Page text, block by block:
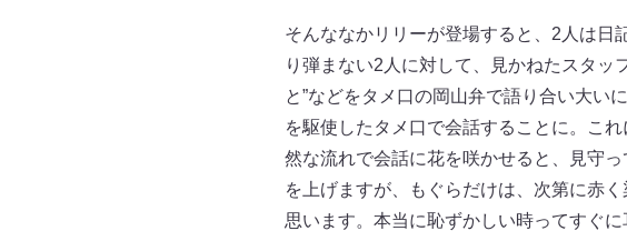
そんななかリリーが登場すると、2人は日
り弾まない2人に対して、見かねたスタッ
と”などをタメ口の岡山弁で語り合い大い
を駆使したタメ口で会話することに。こ
然な流れで会話に花を咲かせると、見守
を上げますが、もぐらだけは、次第に赤
思います。本当に恥ずかしい時ってすぐ